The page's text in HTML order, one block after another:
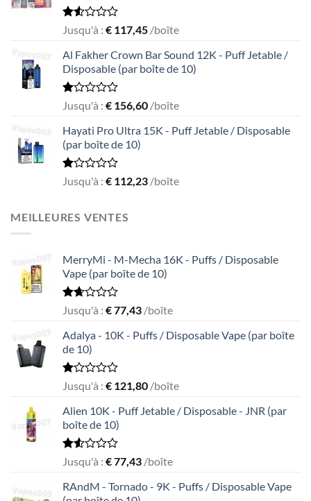
Rated
out
of
5
Jusqu'à : € 117,45 /boîte
Al Fakher Crown Bar Sound 12K - Puff Jetable /
Disposable (par boîte de 10)
Rated
out
of
5
Jusqu'à : € 156,60 /boîte
Hayati Pro Ultra 15K - Puff Jetable / Disposable
(par boîte de 10)
Rated
of
5
Jusqu'à : € 112,23 /boîte
MEILLEURES VENTES
MerryMi - M-Mecha 16K - Puffs / Disposable
Vape (par boîte de 10)
Rated
out
of
5
Jusqu'à : €77,43 /boîte
Adalya - 10K - Puffs / Disposable Vape (par boîte
de 10)
Rated
out
of
5
Jusqu'à : € 121,80 /boîte
Alien 10K - Puff Jetable / Disposable - JNR (par
boîte de 10)
Rated
out
of
Jusqu'à : €77,43 /boîte
RAndM - Tornado - 9K - Puffs / Disposable Vape